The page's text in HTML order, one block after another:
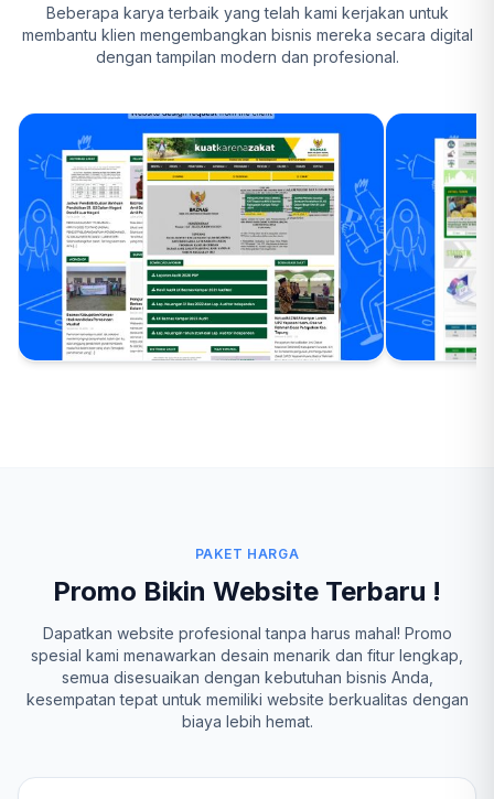
Beberapa karya terbaik yang telah kami kerjakan untuk
membantu klien mengembangkan bisnis mereka secara digital
dengan tampilan modern dan profesional.
PAKET HARGA
Promo Bikin Website Terbaru !
Dapatkan website profesional tanpa harus mahal! Promo
spesial kami menawarkan desain menarik dan fitur lengkap,
semua disesuaikan dengan kebutuhan bisnis Anda,
kesempatan tepat untuk memiliki website berkualitas dengan
biaya lebih hemat.